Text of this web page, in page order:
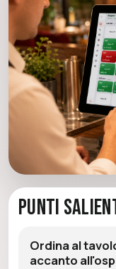
Punti
Ordina al
accanto